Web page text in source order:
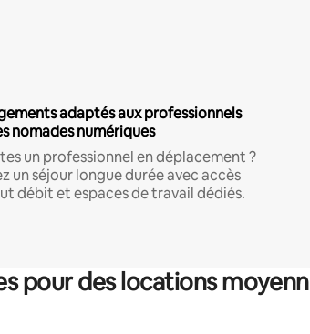
adaptés aux professionnels
nomades numériques
un professionnel en déplacement ?
un séjour longue durée avec accès
débit et espaces de travail dédiés.
pour des locations